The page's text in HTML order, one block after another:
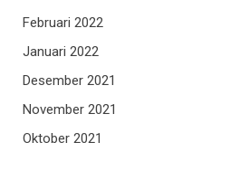
Februari 2022
Januari 2022
Desember 2021
November 2021
Oktober 2021